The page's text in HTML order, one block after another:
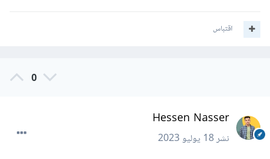
اقتباس
0
Hessen Nasser
نشر18 يوليو 2023